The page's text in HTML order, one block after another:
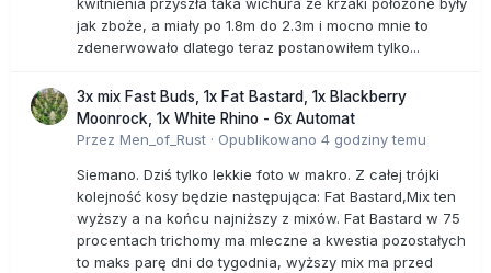
jak zboże, a miały po 1.8m do 2.3m i mocno mnie to
zdenerwowało dlatego teraz postanowiłem tylko...
3x mix Fast Buds, 1x Fat Bastard, 1x Blackberry
Moonrock, 1x White Rhino - 6x Automat
Przez Men_of_Rust · Opublikowano 4 godziny temu
Siemano. Dziś tylko lekkie foto w makro. Z całej trójki
kolejność kosy będzie następująca: Fat Bastard,Mix ten
wyższy a na końcu najniższy z mixów. Fat Bastard w 75
procentach trichomy ma mleczne a kwestia pozostałych
to maks parę dni do tygodnia, wyższy mix ma przed